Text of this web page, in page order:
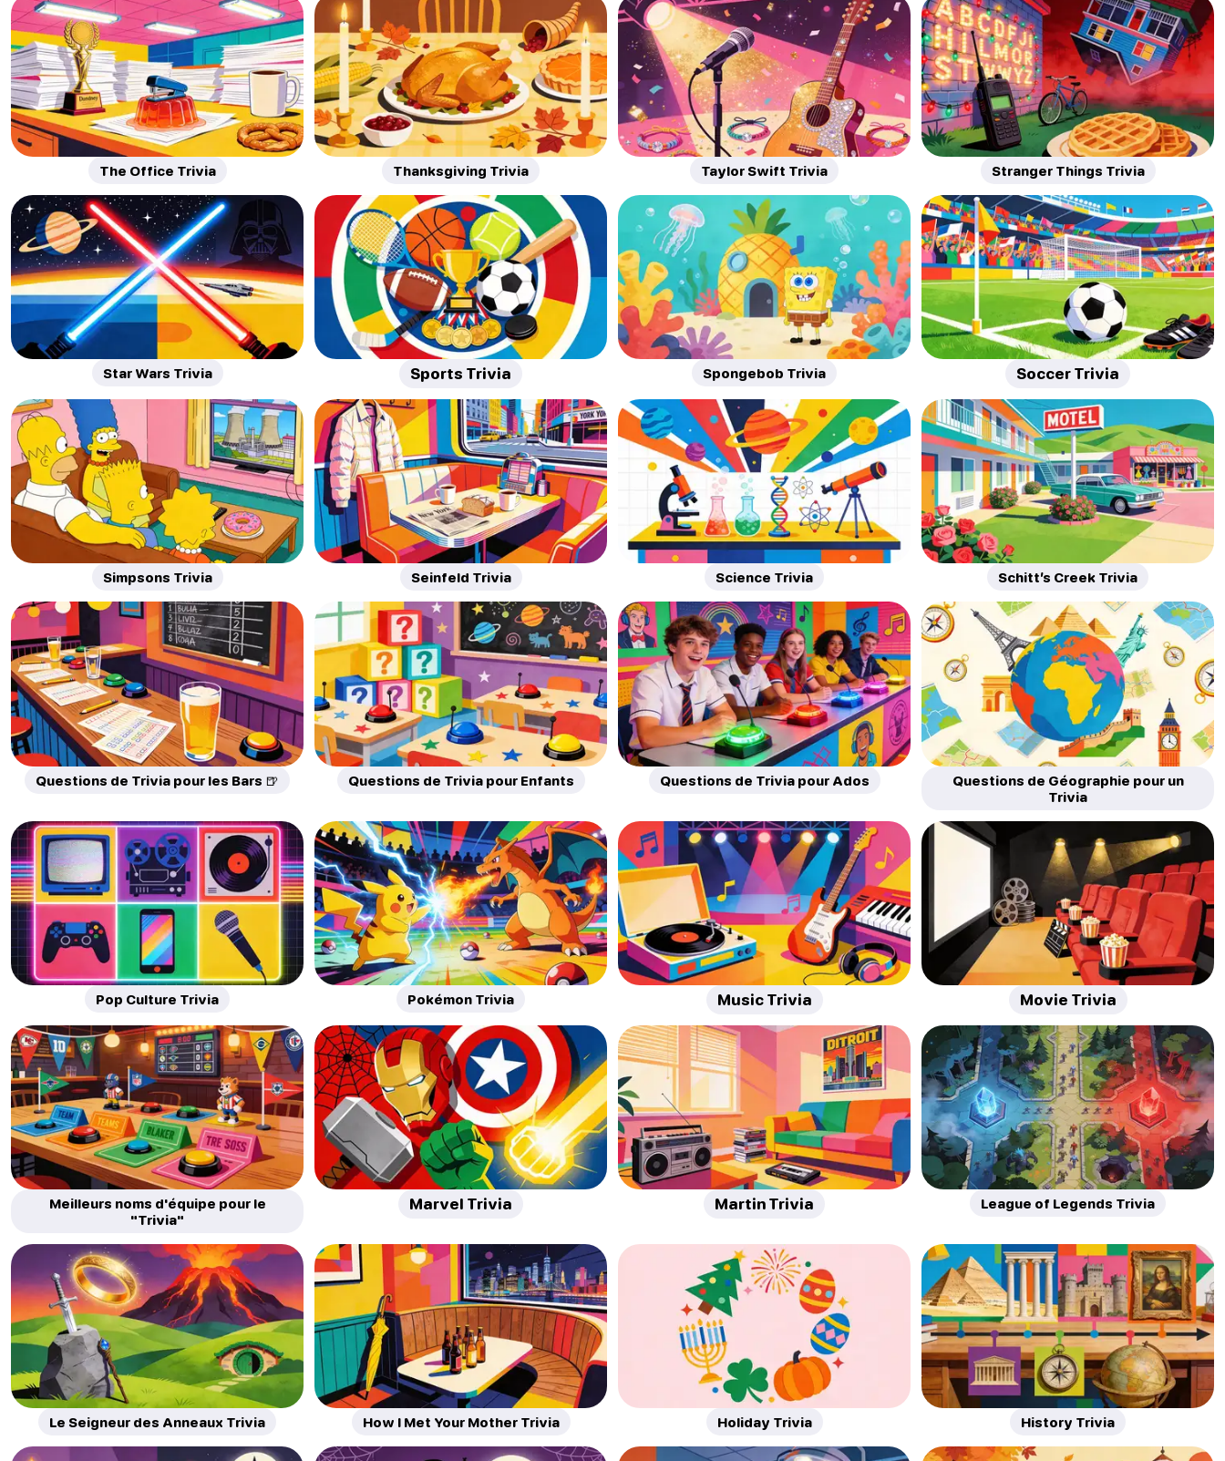
The Office Trivia Thanksgiving Trivia Taylor Swift Trivia Stranger Things Trivia
Star Wars Trivia Sports Trivia Spongebob Trivia Soccer Trivia
Simpsons Trivia Seinfeld Trivia Science Trivia Schitt’s Creek Trivia
Questions de Trivia pour les Bars 🍺 Questions de Trivia pour Enfants Questions de Trivia pour Ados
Questions de Géographie pour un
Trivia
Pop Culture Trivia Pokémon Trivia Music Trivia Movie Trivia
Meilleurs noms d'équipe pour le
"Trivia"
Marvel Trivia Martin Trivia League of Legends Trivia
Le Seigneur des Anneaux Trivia How I Met Your Mother Trivia Holiday Trivia History Trivia